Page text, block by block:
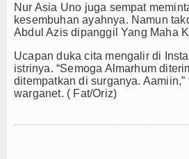
Nur Asia Uno juga sempat
kesembuhan ayahnya. Namun
Abdul Azis dipanggil Yang Maha
Ucapan duka cita mengalir di
istrinya. “Semoga Almarhum
ditempatkan di surganya.
warganet. ( Fat/Oriz)